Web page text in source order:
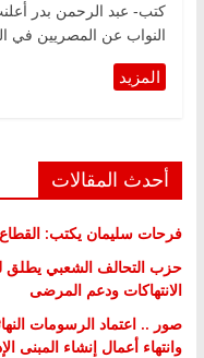
كتب- عبد الرحمن بدر
النواب عن المصريين في
أحدث المقالات
فرحات سليمان يكتب:
حزب التحالف الشعبي يطلق
الانتهاكات ودعم المرضى
صور .. اعتماد الرسومات
وانتهاء أعمال إنشاء المبنى